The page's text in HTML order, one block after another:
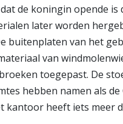
de koningin opende
later worden
buitenplaten van het
van
toegepast. De
hebben namen als
kantoor heeft iets meer